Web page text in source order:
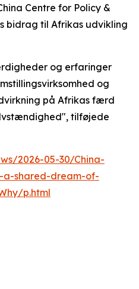
Centre for Policy &
bidrag til Afrikas udvikling
og erfaringer
og
på Afrikas færd
tilføjede
2026-05-30/China-
shared-dream-of-
p.html